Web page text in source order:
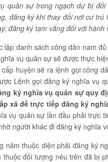
quân sự trong ngạch dự bị
đăng ký khi thay đổi nơi cư
đăng ký tạm vắng đối với
danh sách công dân nam
vụ quân sự sẽ được thực
huyện sẽ ra lệnh gọi công
Lệnh gọi đăng ký nghĩa vụ
ký nghĩa vụ quân sự quy
xã để trực tiếp đăng ký
vụ quân sự lần đầu phải trực
người khác đi đăng ký nghĩa
năm thuộc diện phải đăng ký
đối tượng nêu trên đã bị